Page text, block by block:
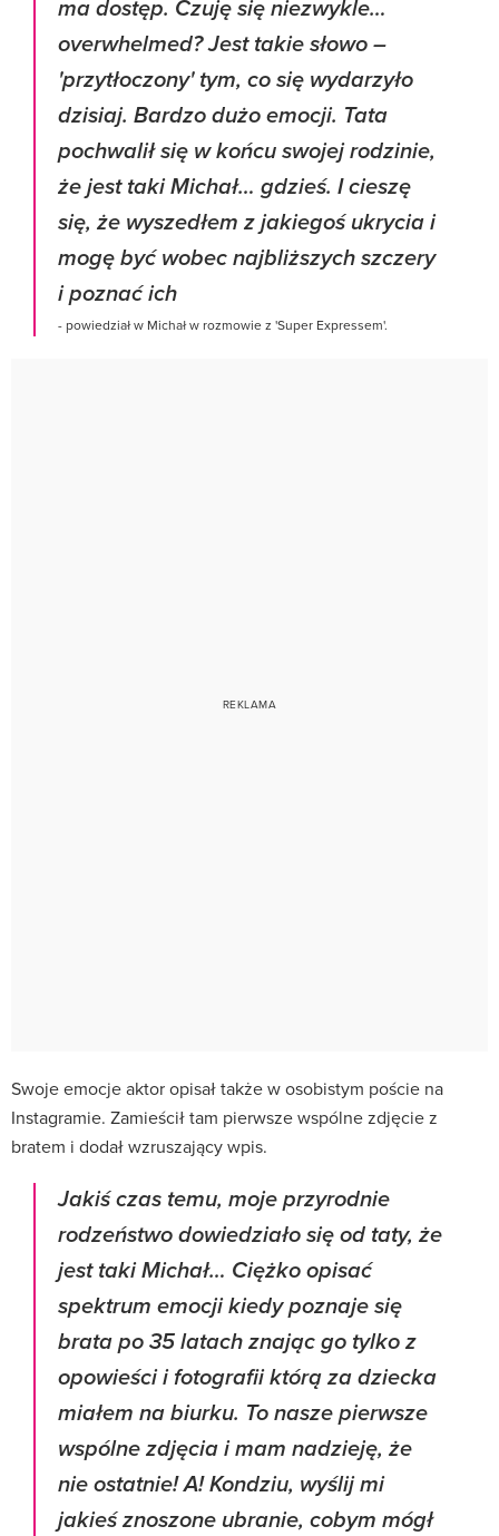
ma dostęp. Czuję się niezwykle…
overwhelmed? Jest takie słowo –
'przytłoczony' tym, co się wydarzyło
dzisiaj. Bardzo dużo emocji. Tata
pochwalił się w końcu swojej rodzinie,
że jest taki Michał… gdzieś. I cieszę
się, że wyszedłem z jakiegoś ukrycia i
mogę być wobec najbliższych szczery
i poznać ich
- powiedział w Michał w rozmowie z 'Super Expressem'.
Swoje emocje aktor opisał także w osobistym poście na
Instagramie. Zamieścił tam pierwsze wspólne zdjęcie z
bratem i dodał wzruszający wpis.
Jakiś czas temu, moje przyrodnie
rodzeństwo dowiedziało się od taty, że
jest taki Michał… Ciężko opisać
spektrum emocji kiedy poznaje się
brata po 35 latach znając go tylko z
opowieści i fotografii którą za dziecka
miałem na biurku. To nasze pierwsze
wspólne zdjęcia i mam nadzieję, że
nie ostatnie! A! Kondziu, wyślij mi
jakieś znoszone ubranie, cobym mógł